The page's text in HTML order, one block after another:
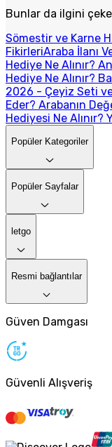
Bunlar da ilgini
Sömestir ve Karne
FikirleriAraba İlanı
Hediye Ne Alınır?
Hediye Ne Alınır?
2026 - Çeyiz Seti
Eder? Arabanın
Hediyesi Ne Alınır?
Popüler Kategoriler
Popüler Sayfalar
letgo
Resmi bağlantılar
Güven Damgası
Güvenli Alışveriş